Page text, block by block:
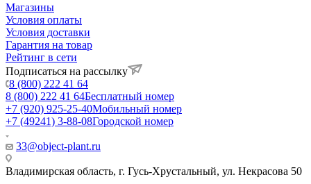
Магазины
Условия оплаты
Условия доставки
Гарантия на товар
Рейтинг в сети
Подписаться на рассылку
8 (800) 222 41 64
8 (800) 222 41 64Бесплатный номер
+7 (920) 925-25-40Мобильный номер
+7 (49241) 3-88-08Городской номер
33@object-plant.ru
Владимирская область, г. Гусь-Хрустальный, ул. Некрасова 50